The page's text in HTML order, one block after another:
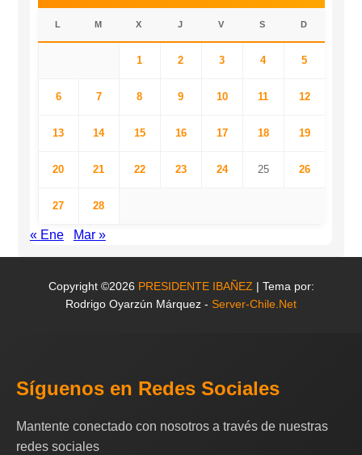
L M X J V S D
1 2 3 4 5
6 7 8 9 10 11 12
13 14 15 16 17 18 19
20 21 22 23 24 25 26
27 28
« Ene Mar »
Copyright ©2026 PRESIDENTE IBAÑEZ | Tema por:
Rodrigo Oyarzún Márquez - Server-Chile.Net
Síguenos en Redes Sociales
Mantente conectado con nosotros a través de nuestras
redes sociales